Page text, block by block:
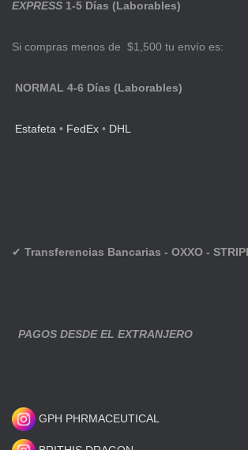
EXPRESS 1-5 Días (Laborables)
Si compras menos de $1,500 tu envío es:
NORMAL 4-6 Días (Laborables)
Estafeta • FedEx • DHL
✔ Transferencias Bancarias - OXXO -
PAGOS DESDE EL EXTRANJERO
GPH PHRMACEUTICAL